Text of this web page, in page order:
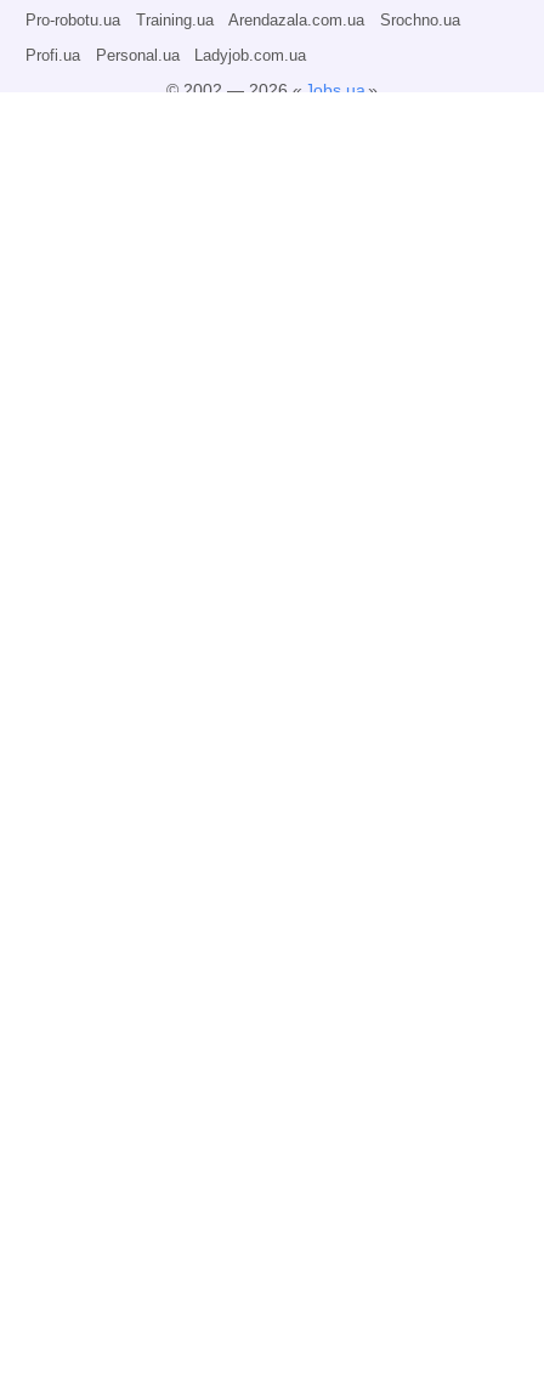
Pro-robotu.ua Training.ua Arendazala.com.ua Srochno.ua
Profi.ua Personal.ua Ladyjob.com.ua
© 2002 — 2026 « Jobs.ua»